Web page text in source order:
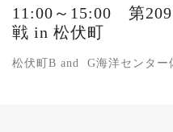
11:00～15:00 第
戦 in 松伏町
松伏町B and G海洋センター